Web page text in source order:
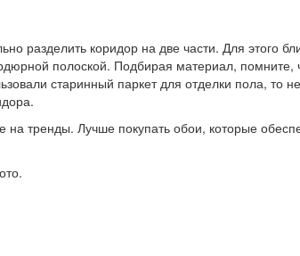
разделить коридор на две части. Для этого
полоской. Подбирая материал, помните,
старинный паркет для отделки пола, то
тренды. Лучше покупать обои, которые